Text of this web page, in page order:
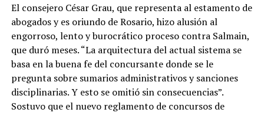
El consejero César Grau, que representa al estamento de
abogados y es oriundo de Rosario, hizo alusión al
engorroso, lento y burocrático proceso contra Salmain,
que duró meses. “La arquitectura del actual sistema se
basa en la buena fe del concursante donde se le
pregunta sobre sumarios administrativos y sanciones
disciplinarias. Y esto se omitió sin consecuencias”.
Sostuvo que el nuevo reglamento de concursos de